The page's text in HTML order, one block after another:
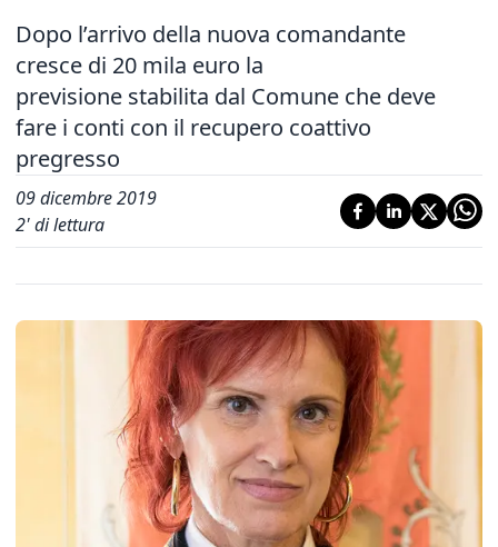
Dopo l’arrivo della nuova comandante
cresce di 20 mila euro la
previsione stabilita dal Comune che deve
fare i conti con il recupero coattivo
pregresso
09 dicembre 2019
2' di lettura